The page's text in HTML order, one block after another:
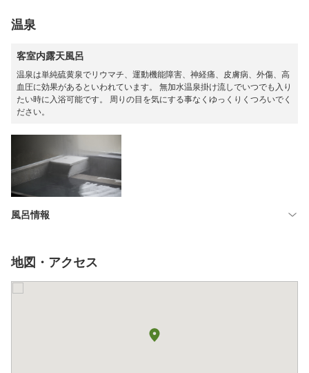
温泉
客室内露天風呂
温泉は単純硫黄泉でリウマチ、運動機能障害、神経痛、皮膚病、外傷、高
血圧に効果があるといわれています。 無加水温泉掛け流しでいつでも入り
たい時に入浴可能です。 周りの目を気にする事なくゆっくりくつろいでく
ださい。
風呂情報
地図・アクセス